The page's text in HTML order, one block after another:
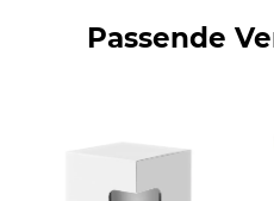
Passende